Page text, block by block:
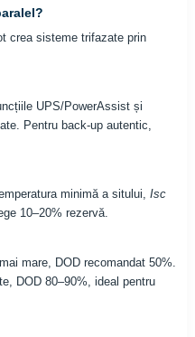
crea sisteme trifazate prin
UPS/PowerAssist și
Pentru back-up autentic,
minimă a sitului, Isc
10–20% rezervă.
mare, DOD recomandat 50%.
DOD 80–90%, ideal pentru